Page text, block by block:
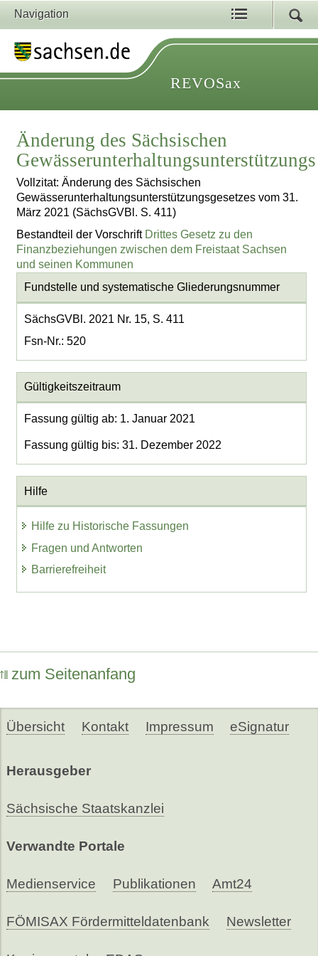
Navigation
REVOSax
Änderung des Sächsischen
Vollzitat: Änderung des Sächsischen
Gewässerunterhaltungsunterstützungsgesetzes vom 31.
März 2021 (SächsGVBl. S. 411)
Bestandteil der Vorschrift Drittes Gesetz zu den
Finanzbeziehungen zwischen dem Freistaat Sachsen
und seinen Kommunen
Fundstelle und systematische Gliederungsnummer
SächsGVBl. 2021 Nr. 15, S. 411
Fsn-Nr.: 520
Gültigkeitszeitraum
Fassung gültig ab: 1. Januar 2021
Fassung gültig bis: 31. Dezember 2022
Hilfe
Hilfe zu Historische Fassungen
Fragen und Antworten
Barrierefreiheit
zum Seitenanfang
Übersicht Kontakt Impressum eSignatur
Herausgeber
Sächsische Staatskanzlei
Verwandte Portale
Medienservice Publikationen Amt24
FÖMISAX Fördermitteldatenbank Newsletter